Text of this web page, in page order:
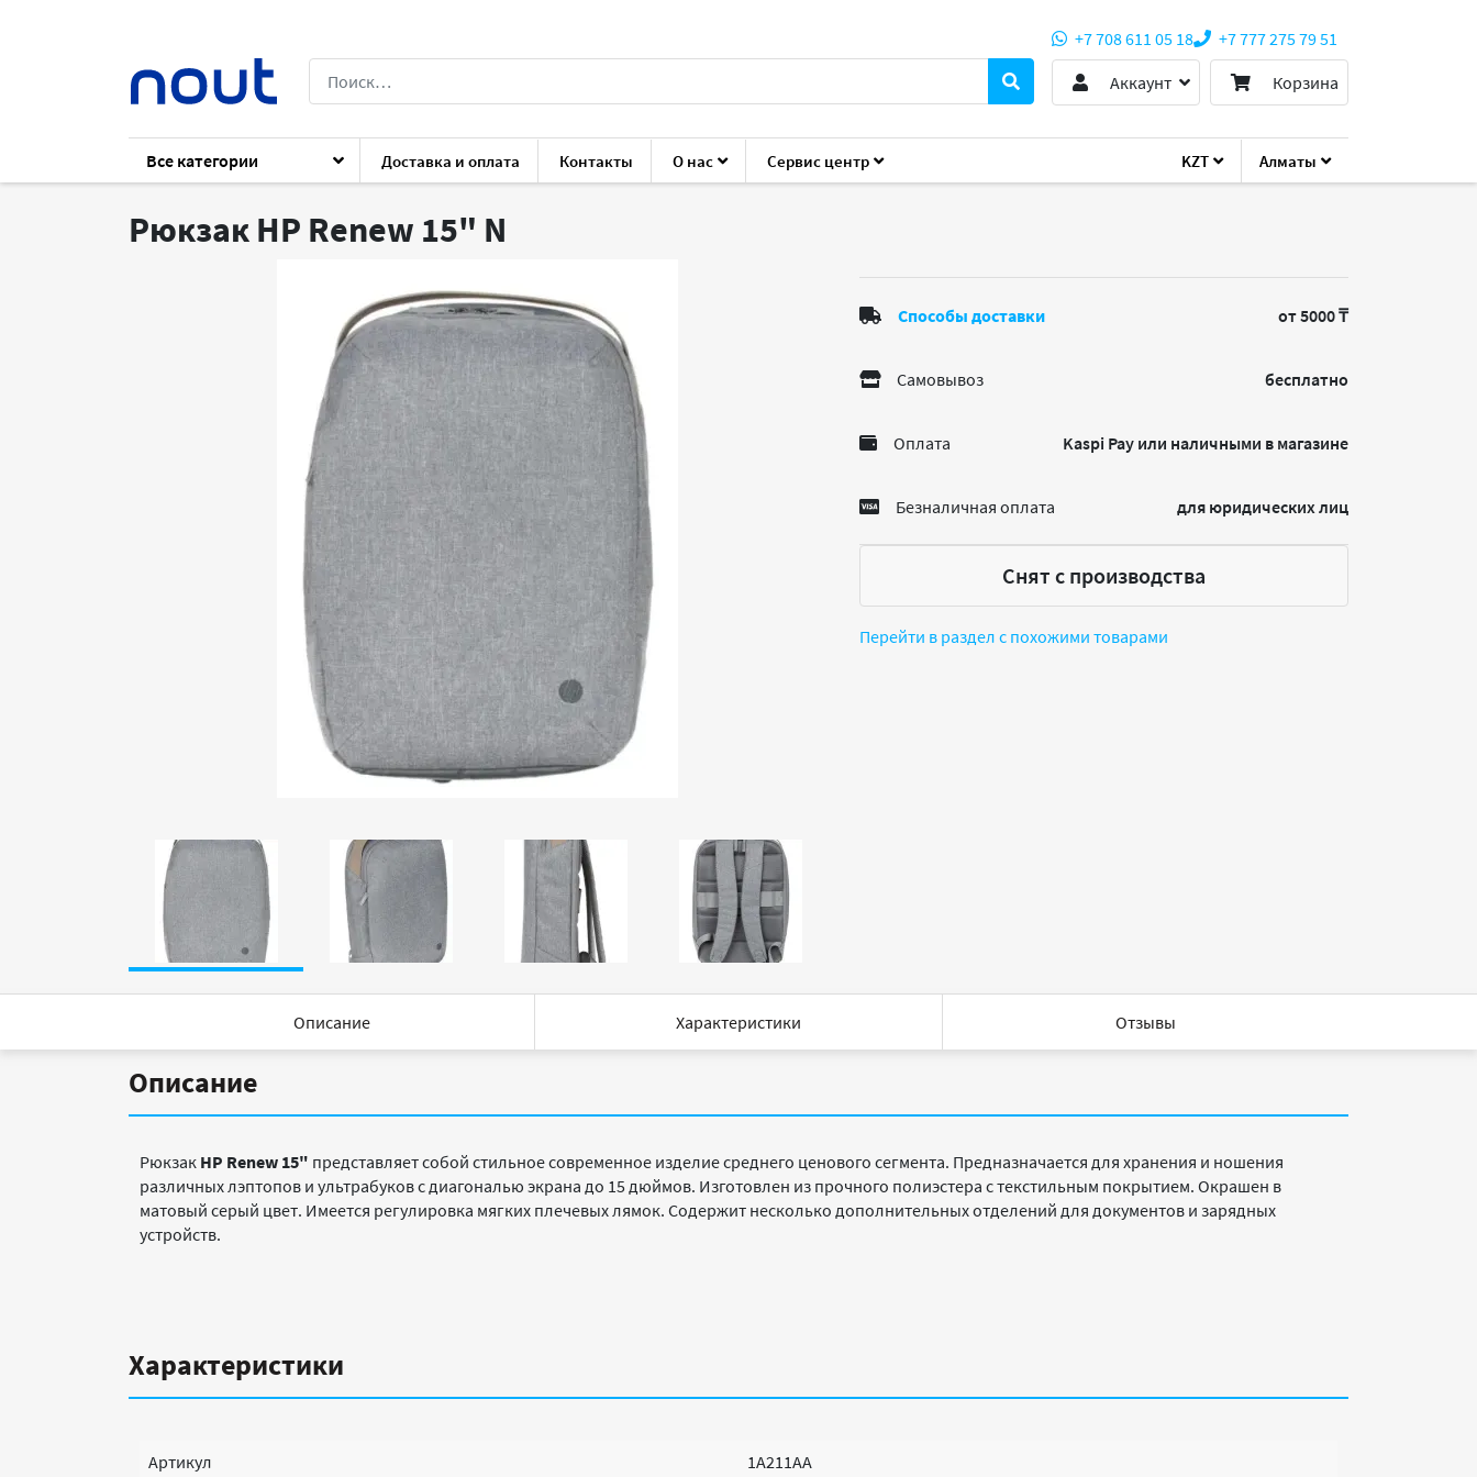
KZT Алматы
+7 708 611 05 18
+7 777 275 79 51
Аккаунт
Корзина
Все категории Доставка и оплата Контакты О нас Сервис центр
Каталог Комплектующие Для ноутбука Сумки и рюкзаки HP Renew 15"
Рюкзак HP Renew 15" N
Способы доставки от 5000 ₸
Самовывоз бесплатно
Оплата Kaspi Pay или наличными в магазине
Безналичная оплата для юридических лиц
Снят с производства
Перейти в раздел с похожими товарами
Описание Характеристики Отзывы
Описание
Рюкзак HP Renew 15" представляет собой стильное современное изделие среднего ценового сегмента. Предназначается для хранения и ношения
различных лэптопов и ультрабуков с диагональю экрана до 15 дюймов. Изготовлен из прочного полиэстера с текстильным покрытием. Окрашен в
матовый серый цвет. Имеется регулировка мягких плечевых лямок. Содержит несколько дополнительных отделений для документов и зарядных
устройств.
Характеристики
Артикул
1A211AA